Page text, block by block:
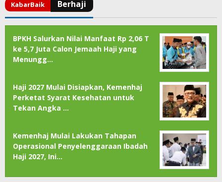
BPKH Salurkan Nilai Manfaat Rp 2,06 T
ke 5,7 Juta Calon Jemaah Haji yang
Menungg…
Haji 2027 Mulai Disiapkan, Kemenhaj
Perketat Syarat Kesehatan untuk
Tekan Angka …
Kemenhaj Mulai Lakukan Tahapan
Operasional Penyelenggaraan Ibadah
Haji 2027, Ini…